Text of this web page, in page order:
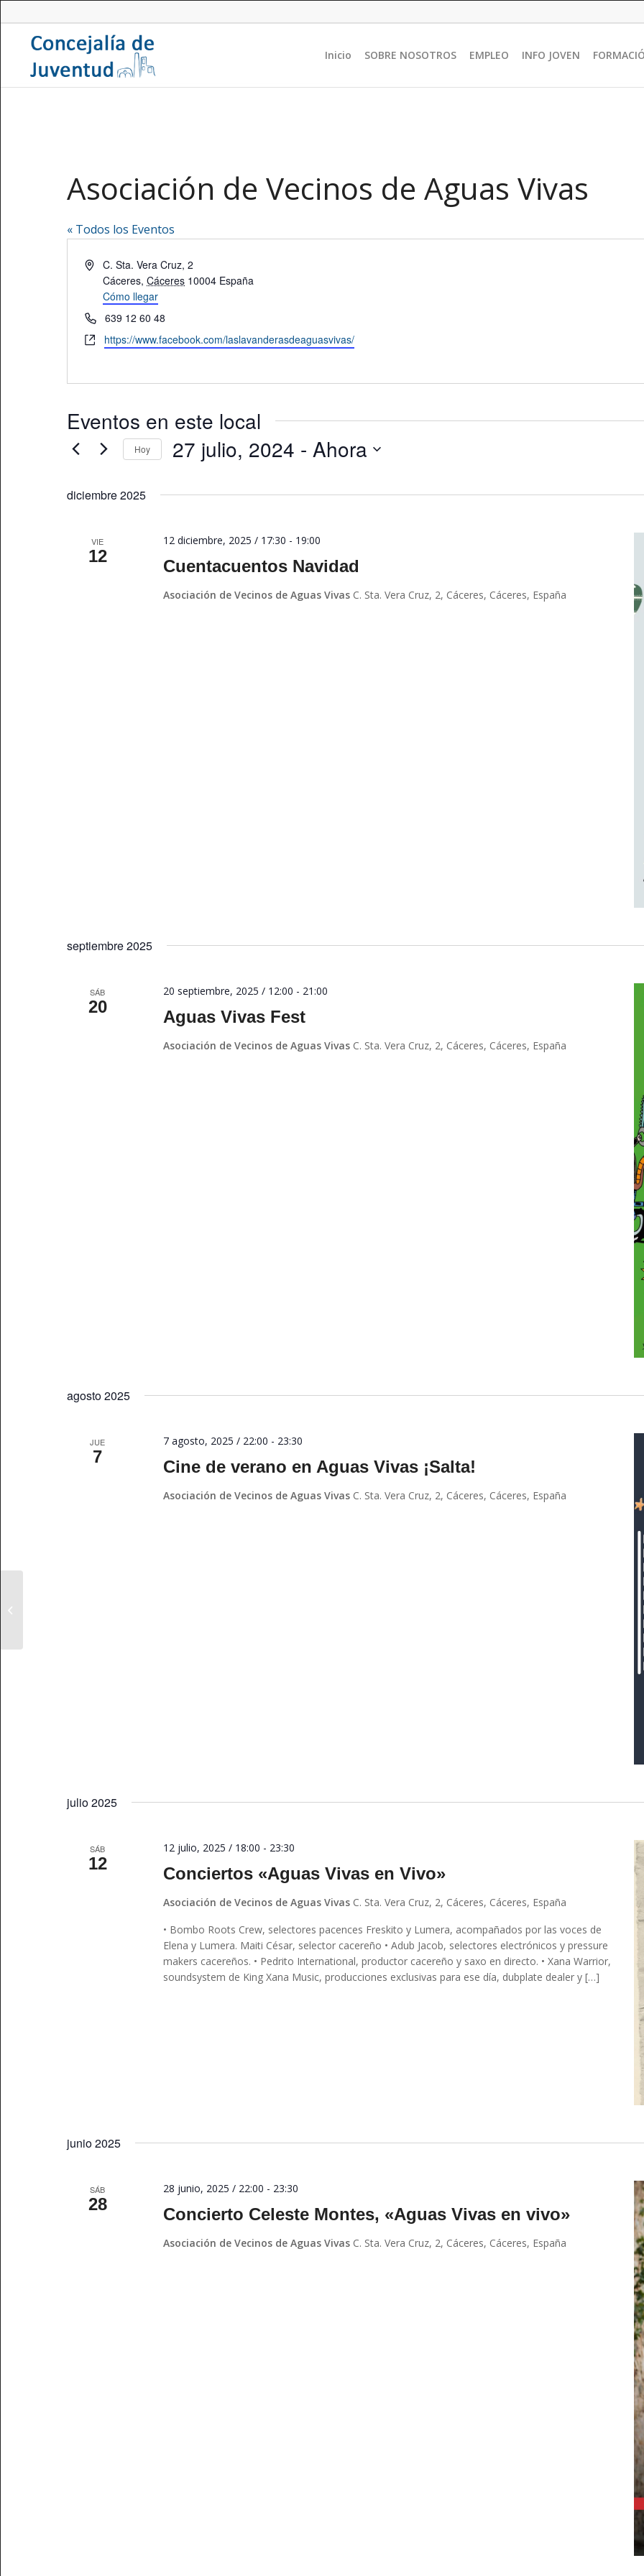
Inicio SOBRE NOSOTROS EMPLEO INFO JOVEN
Asociación de Vecinos de Aguas Vivas
« Todos los Eventos
Dirección
C. Sta. Vera Cruz, 2
Cáceres, Cáceres 10004 España
Cómo llegar
Teléfono639 12 60 48
Websitehttps://www.facebook.com/laslavanderasdeaguasvivas/
Eventos en este local
Hoy 27 julio, 2024 - Ahora
diciembre 2025
VIE
12
Cuentacuentos Navidad
12 diciembre, 2025 / 17:30 - 19:00
Asociación de Vecinos de Aguas Vivas C. Sta. Vera Cruz, 2, Cáceres, Cáceres, España
septiembre 2025
SÁB
20
Aguas Vivas Fest
20 septiembre, 2025 / 12:00 - 21:00
Asociación de Vecinos de Aguas Vivas C. Sta. Vera Cruz, 2, Cáceres, Cáceres, España
agosto 2025
JUE
7
Cine de verano en Aguas Vivas ¡Salta!
7 agosto, 2025 / 22:00 - 23:30
Asociación de Vecinos de Aguas Vivas C. Sta. Vera Cruz, 2, Cáceres, Cáceres, España
julio 2025
SÁB
12
Conciertos «Aguas Vivas en Vivo»
12 julio, 2025 / 18:00 - 23:30
Asociación de Vecinos de Aguas Vivas C. Sta. Vera Cruz, 2, Cáceres, Cáceres, España
• Bombo Roots Crew, selectores pacences Freskito y Lumera, acompañados por las voces de
Elena y Lumera. Maiti César, selector cacereño • Adub Jacob, selectores electrónicos y pressure
makers cacereños. • Pedrito International, productor cacereño y saxo en directo. • Xana Warrior,
soundsystem de King Xana Music, producciones exclusivas para ese día, dubplate dealer y […]
junio 2025
SÁB
28
Concierto Celeste Montes, «Aguas Vivas en vivo»
28 junio, 2025 / 22:00 - 23:30
Asociación de Vecinos de Aguas Vivas C. Sta. Vera Cruz, 2, Cáceres, Cáceres, España